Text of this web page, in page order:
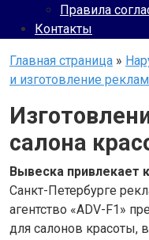
Правила
Контакты
Главная страница »
и изготовление
салона
Вывеска привлекает
Санкт-Петербурге
агентство «ADV-F1»
для салонов красоты,